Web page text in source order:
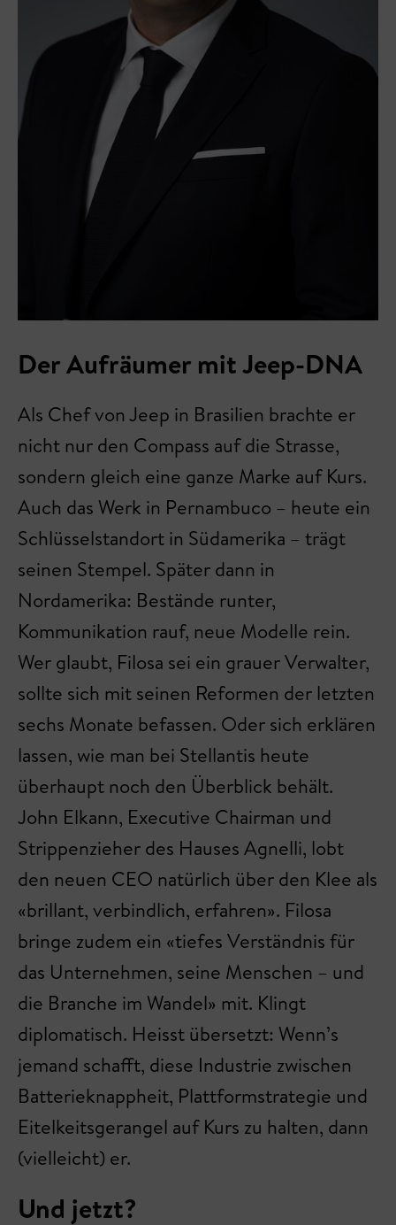
Der Aufräumer mit Jeep-DNA
Als Chef von Jeep in Brasilien brachte er
nicht nur den Compass auf die Strasse,
sondern gleich eine ganze Marke auf Kurs.
Auch das Werk in Pernambuco – heute ein
Schlüsselstandort in Südamerika – trägt
seinen Stempel. Später dann in
Nordamerika: Bestände runter,
Kommunikation rauf, neue Modelle rein.
Wer glaubt, Filosa sei ein grauer Verwalter,
sollte sich mit seinen Reformen der letzten
sechs Monate befassen. Oder sich erklären
lassen, wie man bei Stellantis heute
überhaupt noch den Überblick behält.
John Elkann, Executive Chairman und
Strippenzieher des Hauses Agnelli, lobt
den neuen CEO natürlich über den Klee als
«brillant, verbindlich, erfahren». Filosa
bringe zudem ein «tiefes Verständnis für
das Unternehmen, seine Menschen – und
die Branche im Wandel» mit. Klingt
diplomatisch. Heisst übersetzt: Wenn’s
jemand schafft, diese Industrie zwischen
Batterieknappheit, Plattformstrategie und
Eitelkeitsgerangel auf Kurs zu halten, dann
(vielleicht) er.
Und jetzt?